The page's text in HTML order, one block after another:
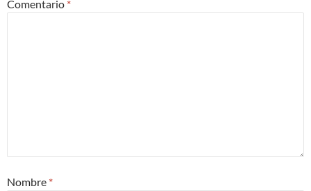
Comentario *
Nombre *